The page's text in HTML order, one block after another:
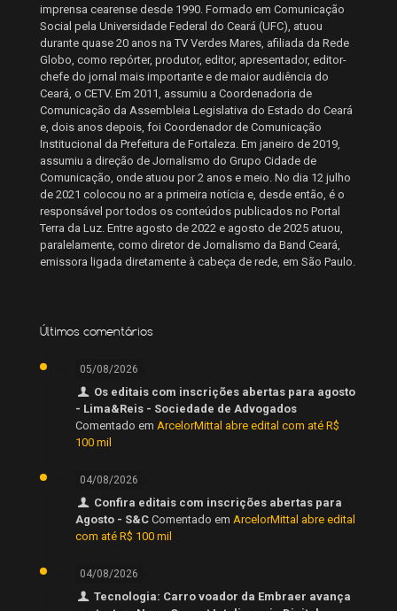
imprensa cearense desde 1990. Formado em Comunicação
Social pela Universidade Federal do Ceará (UFC), atuou
durante quase 20 anos na TV Verdes Mares, afiliada da Rede
Globo, como repórter, produtor, editor, apresentador, editor-
chefe do jornal mais importante e de maior audiência do
Ceará, o CETV. Em 2011, assumiu a Coordenadoria de
Comunicação da Assembleia Legislativa do Estado do Ceará
e, dois anos depois, foi Coordenador de Comunicação
Institucional da Prefeitura de Fortaleza. Em janeiro de 2019,
assumiu a direção de Jornalismo do Grupo Cidade de
Comunicação, onde atuou por 2 anos e meio. No dia 12 julho
de 2021 colocou no ar a primeira notícia e, desde então, é o
responsável por todos os conteúdos publicados no Portal
Terra da Luz. Entre agosto de 2022 e agosto de 2025 atuou,
paralelamente, como diretor de Jornalismo da Band Ceará,
emissora ligada diretamente à cabeça de rede, em São Paulo.
Últimos comentários
05/08/2026
Os editais com inscrições abertas para agosto
- Lima&Reis - Sociedade de Advogados
Comentado em ArcelorMittal abre edital com até R$
100 mil
04/08/2026
Confira editais com inscrições abertas para
Agosto - S&C Comentado em ArcelorMittal abre edital
com até R$ 100 mil
04/08/2026
Tecnologia: Carro voador da Embraer avança